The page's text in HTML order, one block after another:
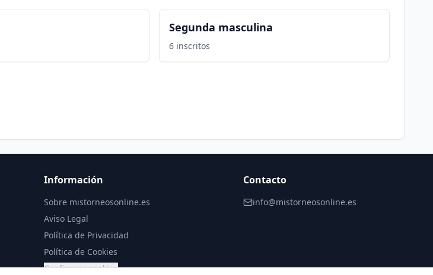
Segunda masculina
6 inscritos
Información
Sobre mistorneosonline.es
Aviso Legal
Política de Privacidad
Política de Cookies
Configurar cookies
Contacto
info@mistorneosonline.es